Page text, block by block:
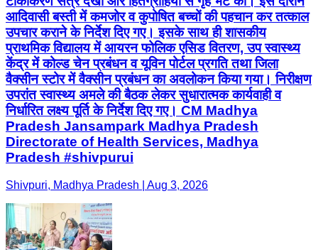
आदिवासी बस्ती में कमजोर व कुपोषित बच्चों की पहचान कर तत्काल
उपचार कराने के निर्देश दिए गए। इसके साथ ही शासकीय
प्राथमिक विद्यालय में आयरन फोलिक एसिड वितरण, उप स्वास्थ्य
केंद्र में कोल्ड चेन प्रबंधन व यूविन पोर्टल प्रगति तथा जिला
वैक्सीन स्टोर में वैक्सीन प्रबंधन का अवलोकन किया गया। निरीक्षण
उपरांत स्वास्थ्य अमले की बैठक लेकर सुधारात्मक कार्यवाही व
निर्धारित लक्ष्य पूर्ति के निर्देश दिए गए। CM Madhya
Pradesh Jansampark Madhya Pradesh
Directorate of Health Services, Madhya
Pradesh #shivpurui
Shivpuri, Madhya Pradesh | Aug 3, 2026